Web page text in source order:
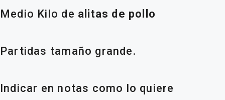
Medio Kilo de alitas de pollo
Partidas tamaño grande.
Indicar en notas como lo quiere